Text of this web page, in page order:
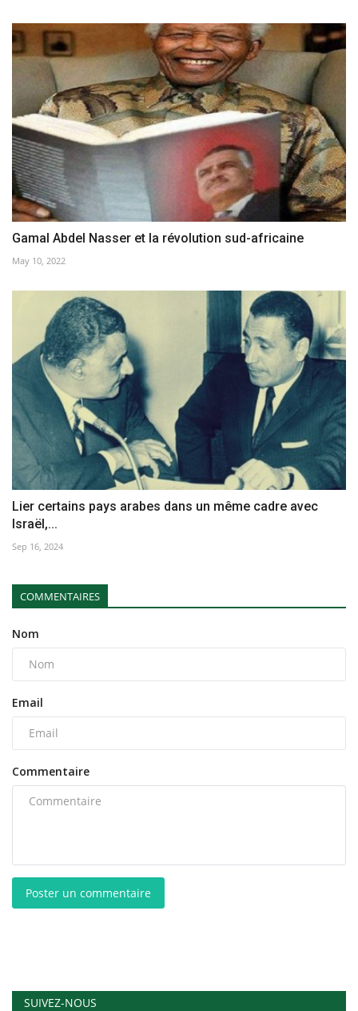
Gamal Abdel Nasser et la révolution sud-africaine
May 10, 2022
Lier certains pays arabes dans un même cadre avec
Israël,...
Sep 16, 2024
COMMENTAIRES
Nom
Email
Commentaire
Poster un commentaire
SUIVEZ-NOUS